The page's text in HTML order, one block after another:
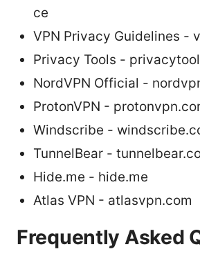
ce
VPN Privacy Guidelines -
Privacy Tools -
NordVPN Official -
ProtonVPN -
Windscribe -
TunnelBear -
Hide.me - hide.me
Atlas VPN - atlasvpn.com
Frequently Asked